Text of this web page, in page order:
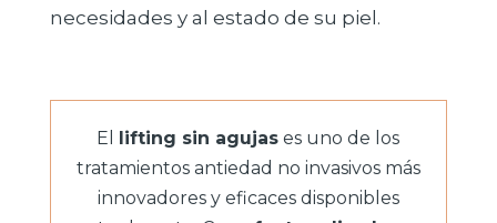
necesidades y al estado de su piel.
El lifting sin agujas es uno de los
tratamientos antiedad no invasivos más
innovadores y eficaces disponibles